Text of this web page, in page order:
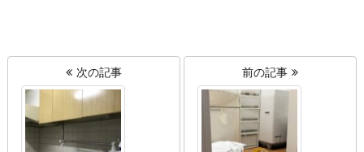
次の記事 前の記事